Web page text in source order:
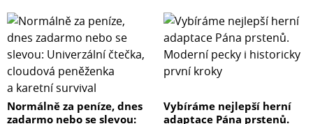
Normálně za peníze, dnes
zadarmo nebo se slevou:
Vybíráme nejlepší herní
adaptace Pána prstenů.